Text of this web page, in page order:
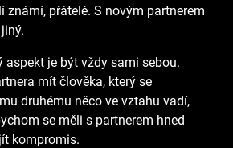
známí, přátelé. S novým partnerem
aspekt je být vždy sami sebou.
mít člověka, který se
druhému něco ve vztahu vadí,
se měli s partnerem hned
kompromis.